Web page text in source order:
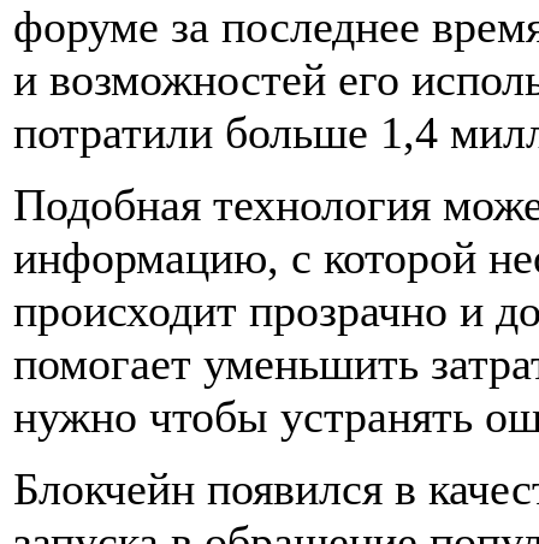
форуме за последнее
и возможностей его
потратили больше 1,4
Подобная технология
информацию, с которой
происходит прозрачно и
помогает уменьшить
нужно чтобы устранять
Блокчейн появился в